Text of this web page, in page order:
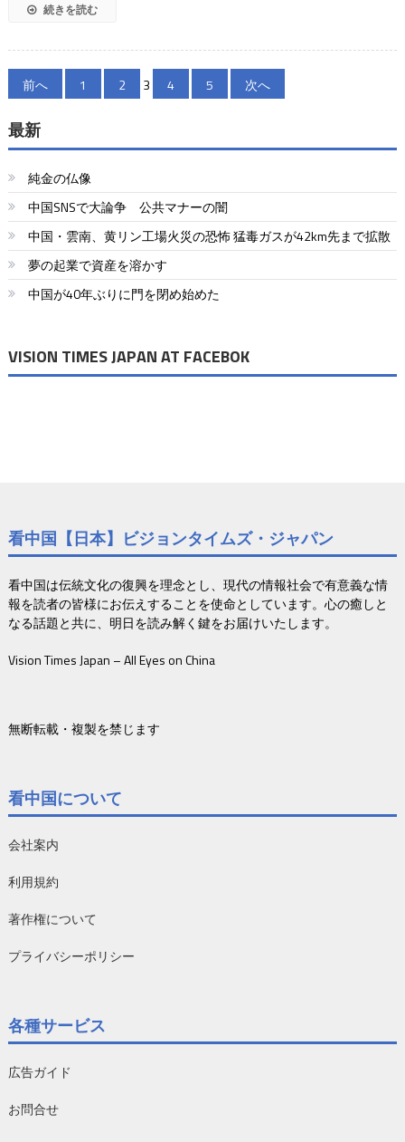
続きを読む
投
稿
の
ペ
ー
ジ
送
前へ 1 2 3 4 5 次へ
最新
純金の仏像
中国SNSで大論争 公共マナーの闇
中国・雲南、黄リン工場火災の恐怖 猛毒ガスが42km先まで拡散
夢の起業で資産を溶かす
中国が40年ぶりに門を閉め始めた
VISION TIMES JAPAN AT FACEBOK
看中国【日本】ビジョンタイムズ・ジャパン
看中国は伝統文化の復興を理念とし、現代の情報社会で有意義な情
報を読者の皆様にお伝えすることを使命としています。心の癒しと
なる話題と共に、明日を読み解く鍵をお届けいたします。
Vision Times Japan – All Eyes on China
無断転載・複製を禁じます
看中国について
会社案内
利用規約
著作権について
プライバシーポリシー
各種サービス
広告ガイド
お問合せ